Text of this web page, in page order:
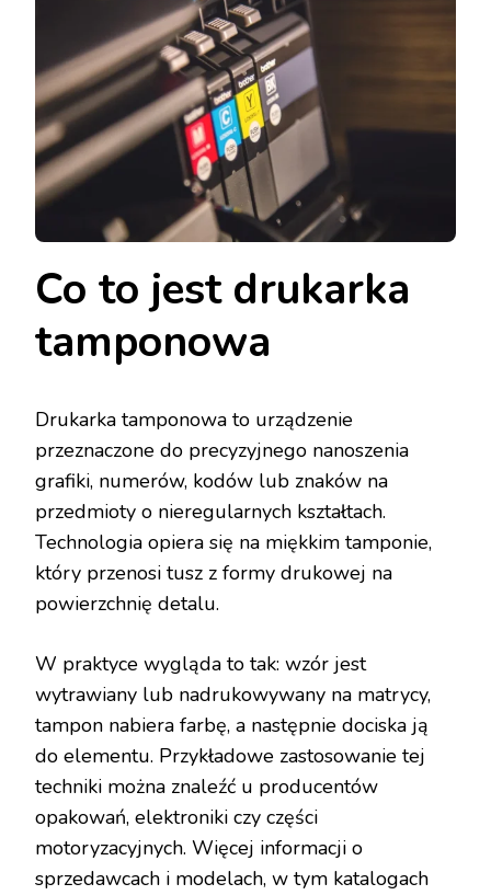
Co to jest drukarka
tamponowa
Drukarka tamponowa to urządzenie
przeznaczone do precyzyjnego nanoszenia
grafiki, numerów, kodów lub znaków na
przedmioty o nieregularnych kształtach.
Technologia opiera się na miękkim tamponie,
który przenosi tusz z formy drukowej na
powierzchnię detalu.
W praktyce wygląda to tak: wzór jest
wytrawiany lub nadrukowywany na matrycy,
tampon nabiera farbę, a następnie dociska ją
do elementu. Przykładowe zastosowanie tej
techniki można znaleźć u producentów
opakowań, elektroniki czy części
motoryzacyjnych. Więcej informacji o
sprzedawcach i modelach, w tym katalogach